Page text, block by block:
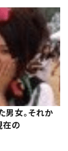
男女。それか
の